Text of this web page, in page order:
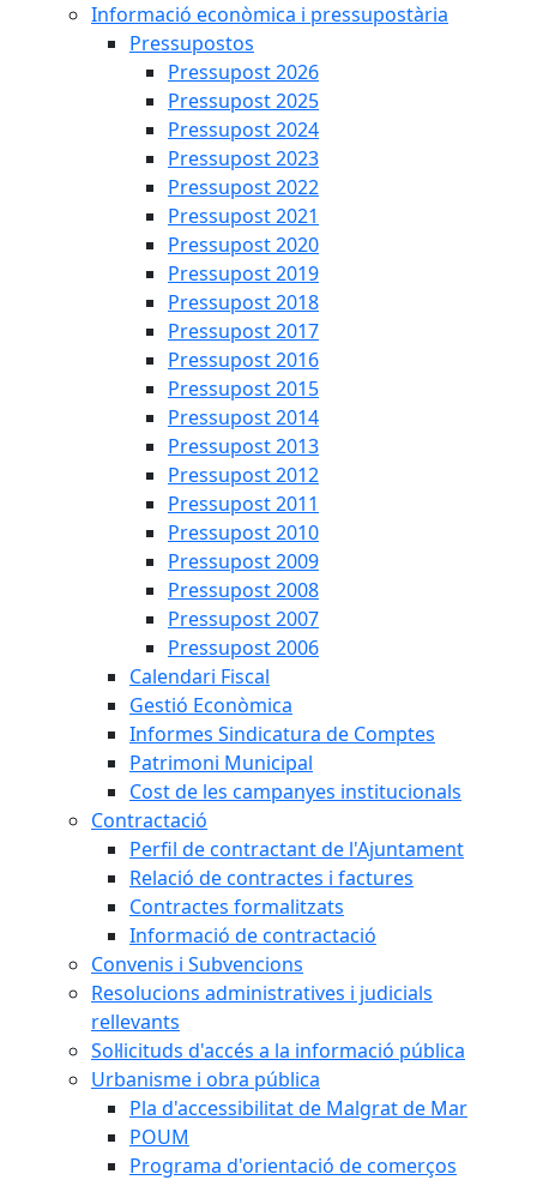
Informació econòmica i pressupostària
Pressupostos
Pressupost 2026
Pressupost 2025
Pressupost 2024
Pressupost 2023
Pressupost 2022
Pressupost 2021
Pressupost 2020
Pressupost 2019
Pressupost 2018
Pressupost 2017
Pressupost 2016
Pressupost 2015
Pressupost 2014
Pressupost 2013
Pressupost 2012
Pressupost 2011
Pressupost 2010
Pressupost 2009
Pressupost 2008
Pressupost 2007
Pressupost 2006
Calendari Fiscal
Gestió Econòmica
Informes Sindicatura de Comptes
Patrimoni Municipal
Cost de les campanyes institucionals
Contractació
Perfil de contractant de l'Ajuntament
Relació de contractes i factures
Contractes formalitzats
Informació de contractació
Convenis i Subvencions
Resolucions administratives i judicials
rellevants
Sol·licituds d'accés a la informació pública
Urbanisme i obra pública
Pla d'accessibilitat de Malgrat de Mar
POUM
Programa d'orientació de comerços